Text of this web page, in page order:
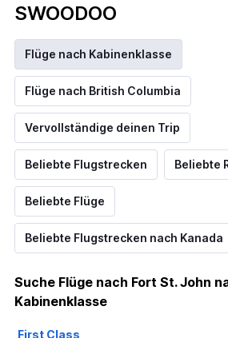
SWOODOO
Flüge nach Kabinenklasse
Flüge nach British Columbia
Vervollständige deinen Trip
Beliebte Flugstrecken Beliebte
Beliebte Flüge
Beliebte Flugstrecken nach Kanada
Suche Flüge nach Fort St. John
Kabinenklasse
First Class